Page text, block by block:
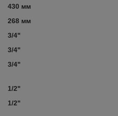
430 мм
268 мм
3/4"
3/4"
3/4"
1/2"
1/2"